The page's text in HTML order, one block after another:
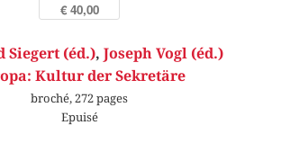
€ 40,00
Siegert (éd.), Joseph Vogl (éd.)
Kultur der Sekretäre
broché, 272 pages
Epuisé